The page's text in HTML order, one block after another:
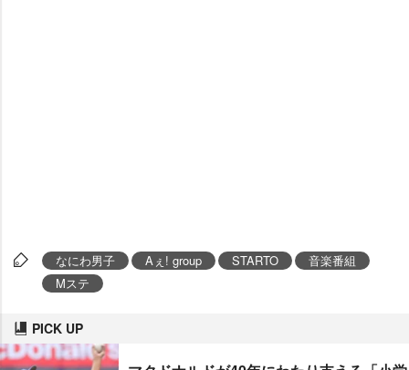
なにわ男子 Aぇ! group STARTO
音楽番組
Mステ
PICK UP